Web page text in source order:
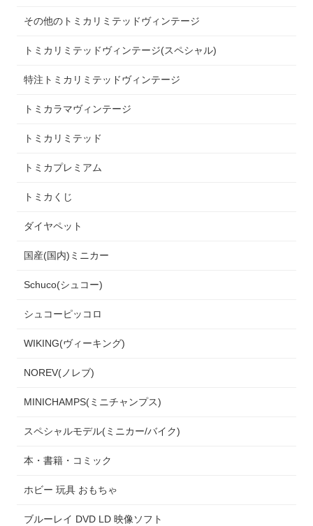
その他のトミカリミテッドヴィンテージ
トミカリミテッドヴィンテージ(スペシャル)
特注トミカリミテッドヴィンテージ
トミカラマヴィンテージ
トミカリミテッド
トミカプレミアム
トミカくじ
ダイヤペット
国産(国内)ミニカー
Schuco(シュコー)
シュコーピッコロ
WIKING(ヴィーキング)
NOREV(ノレブ)
MINICHAMPS(ミニチャンプス)
スペシャルモデル(ミニカー/バイク)
本・書籍・コミック
ホビー 玩具 おもちゃ
ブルーレイ DVD LD 映像ソフト